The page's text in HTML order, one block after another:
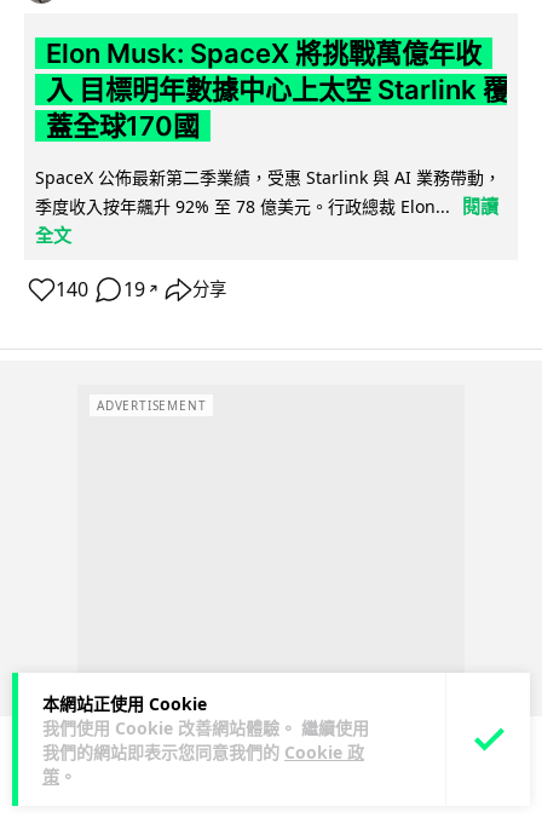
本網站正使用 Cookie
我們使用 Cookie 改善網站體驗。 繼續使用
我們的網站即表示您同意我們的 Cookie 政
策 。
Elon Musk: SpaceX 將挑戰萬億年收
入 目標明年數據中心上太空 Starlink 覆
蓋全球170國
SpaceX 公佈最新第二季業績，受惠 Starlink 與 AI 業務帶動，
季度收入按年飆升 92% 至 78 億美元。行政總裁 Elon...
閱讀
全文
140 19 ↗ 分享
ADVERTISEMENT
人工智能